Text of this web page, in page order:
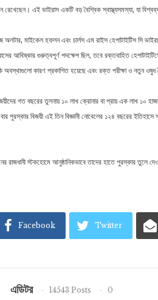
এই ভাইরাস একটি বড় বৈশ্বিক স্বাস্থ্যসমস্যা, যা
অলটার, মাইকেল হফলন এবং চার্লস এম রাইস হেপাটাইটিস সি
আবিষ্কার গুরুত্বপূর্ণ পদক্ষেপ ছিল, তবে রক্তবাহিত
অবস্থাগুলো কারণ প্রকাশিত হয়েছে এবং রক্ত পরীক্ষা ও নতুন ওষুধ
গত বছরের তুলনায় ১০ লাখ ক্রোনার বা প্রায় এক লাখ ১০
পুরস্কার বিজয়ী এই তিন বিজ্ঞানী নোবেলের ১২৪ বছরের
রাজধানী স্টকহোমে আনুষ্ঠানিকভাবে তাদের হাতে পুরস্কার তুলে
Facebook Twitter
এডিটর 14543 Posts
0